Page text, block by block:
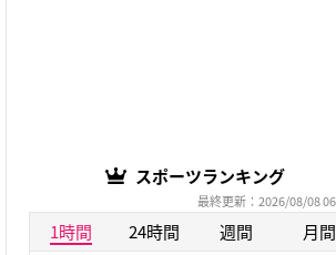
スポーツランキング
最終更新：2026/08/08
1時間 24時間 週間 月間